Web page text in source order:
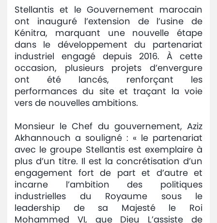
et
annonces
Médiaroom
Contact
Stellantis et le Gouvernement marocain
ont inauguré l’extension de l’usine de
Kénitra, marquant une nouvelle étape
dans le développement du partenariat
industriel engagé depuis 2016. À cette
occasion, plusieurs projets d’envergure
ont été lancés, renforçant les
performances du site et traçant la voie
vers de nouvelles ambitions.
Monsieur le Chef du gouvernement, Aziz
Akhannouch a souligné : « le partenariat
avec le groupe Stellantis est exemplaire à
plus d’un titre. Il est la concrétisation d’un
engagement fort de part et d’autre et
incarne l’ambition des politiques
industrielles du Royaume sous le
leadership de sa Majesté le Roi
Mohammed VI, que Dieu L’assiste de